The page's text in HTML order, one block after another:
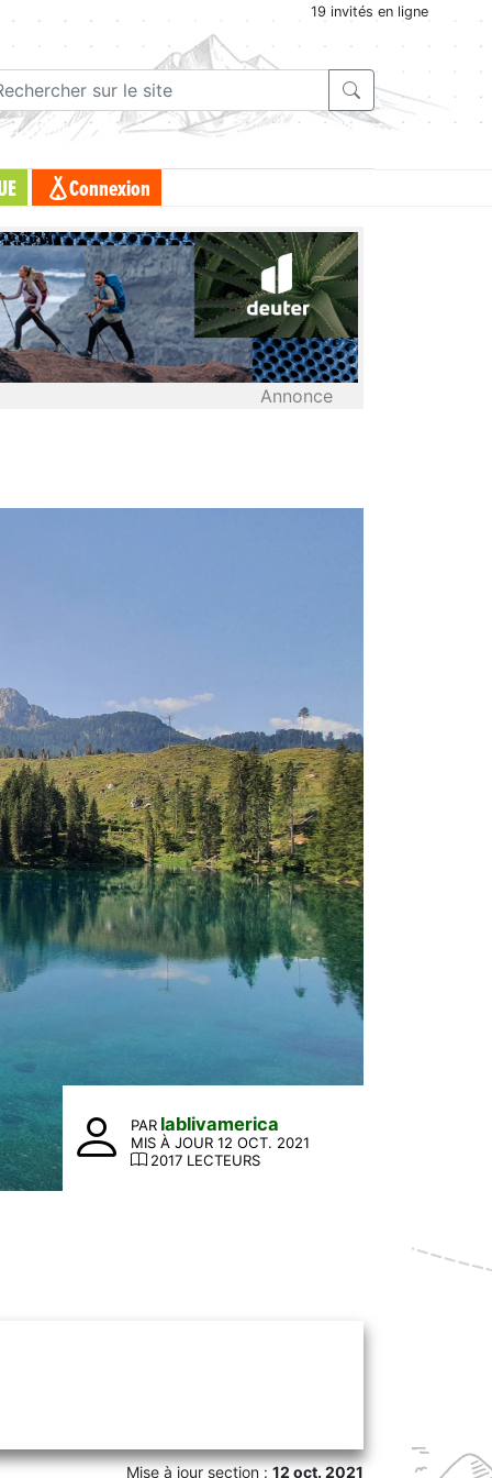
19 invités en ligne
Connexion
Annonce
PAR lablivamerica
MIS À JOUR 12 OCT. 2021
2017 LECTEURS
Mise à jour section :12 oct. 2021